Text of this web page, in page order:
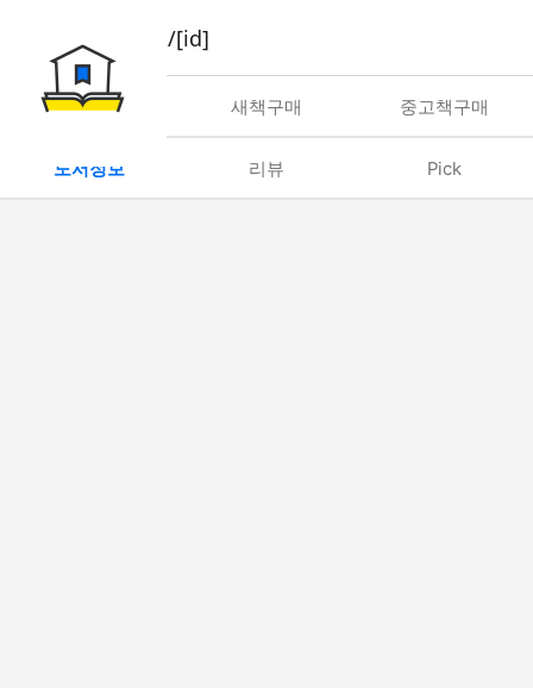
book/rent/[id]
대여 새책구매 중고책구매
도서정보 리뷰 Pick